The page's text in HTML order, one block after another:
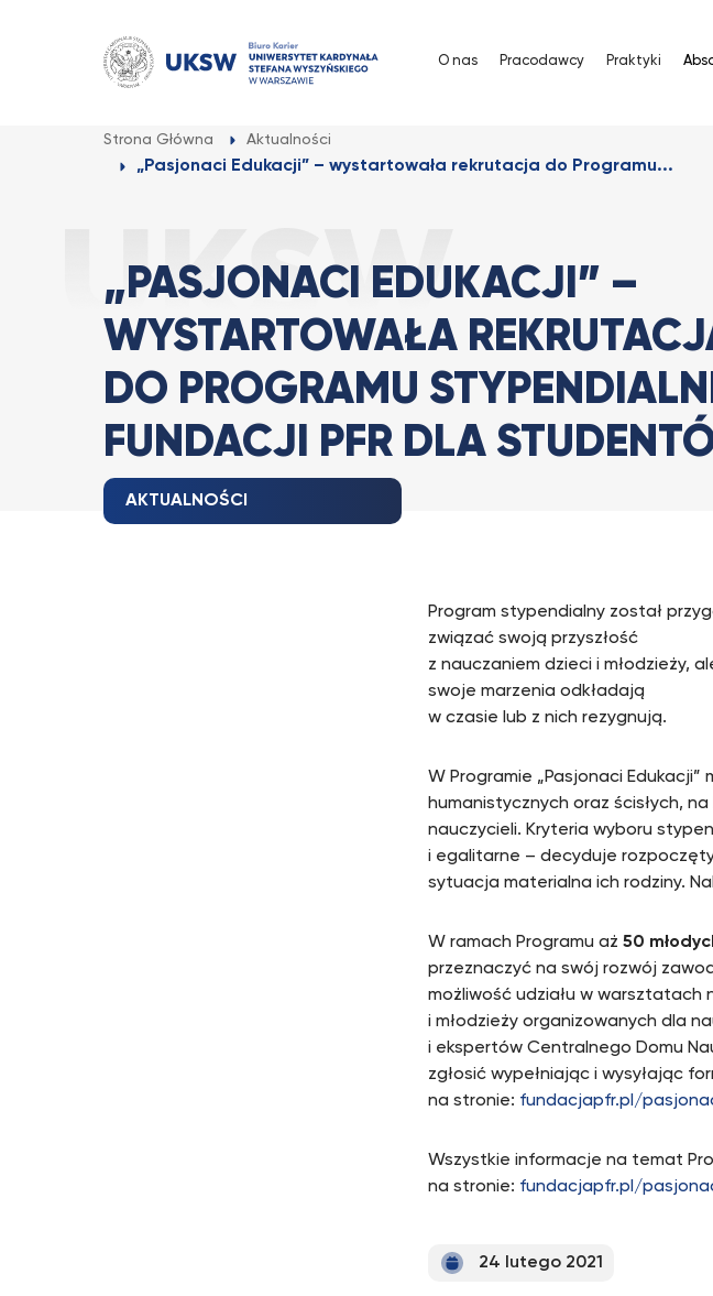
O nas Pracodawcy Praktyki
Strona Główna Aktualności
„Pasjonaci Edukacji” – wystartowała rekrutacja do Programu...
„PASJONACI EDUKACJI” –
WYSTARTOWAŁA
DO PROGRAMU
FUNDACJI PFR DLA
AKTUALNOŚCI
Program stypendialny został
związać swoją przyszłość
z nauczaniem dzieci i młodzieży,
swoje marzenia odkładają
w czasie lub z nich rezygnują.
W Programie „Pasjonaci
humanistycznych oraz ścisłych,
nauczycieli. Kryteria wyboru
i egalitarne – decyduje
sytuacja materialna ich rodziny.
W ramach Programu aż 50
przeznaczyć na swój rozwój
możliwość udziału w
i młodzieży organizowanych dla
i ekspertów Centralnego Domu
zgłosić wypełniając i wysyłając
na stronie: fundacjapfr.pl/
Wszystkie informacje na temat
na stronie: fundacjapfr.pl/
24 lutego 2021